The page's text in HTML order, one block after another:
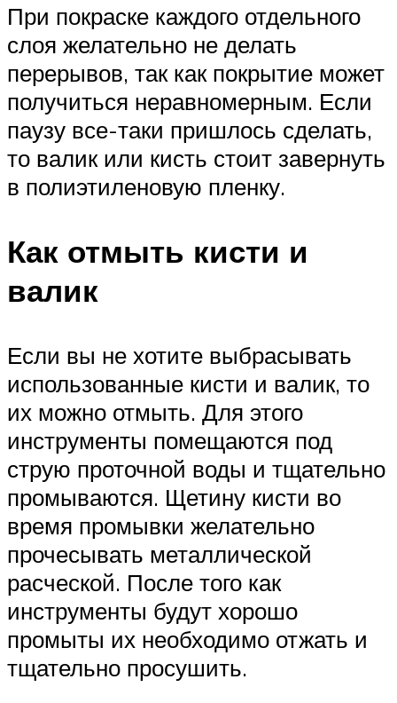
При покраске каждого отдельного
слоя желательно не делать
перерывов, так как покрытие может
получиться неравномерным. Если
паузу все-таки пришлось сделать,
то валик или кисть стоит завернуть
в полиэтиленовую пленку.
Как отмыть кисти и
валик
Если вы не хотите выбрасывать
использованные кисти и валик, то
их можно отмыть. Для этого
инструменты помещаются под
струю проточной воды и тщательно
промываются. Щетину кисти во
время промывки желательно
прочесывать металлической
расческой. После того как
инструменты будут хорошо
промыты их необходимо отжать и
тщательно просушить.